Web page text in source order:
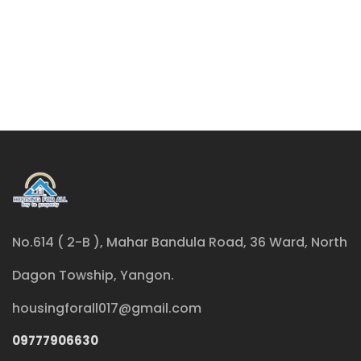
No.614 ( 2-B ), Mahar Bandula Road, 36 Ward, North
Dagon Towship, Yangon.
housingforall017@gmail.com
09777906630